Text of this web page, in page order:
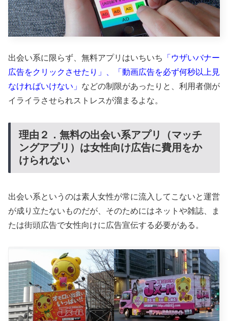
出会い系に限らず、無料アプリはいちいち
「ウザいバナー
広告をクリックさせたり」、「動画広告を必ず何秒以上見
なければいけない」 などの制限があったりと、利用者側が
イライラさせられストレスが溜まるよな。
理由２．無料の出会い系アプリ（マッチ
ングアプリ）は女性向け広告に費用をか
けられない
出会い系というのは素人女性が常に流入してこないと運営
が成り立たないものだが、そのためにはネットや雑誌、ま
たは街頭広告で女性向けに広告宣伝する必要がある。